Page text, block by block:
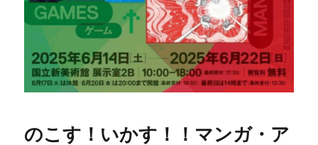
のこす！いかす！！マンガ・ア